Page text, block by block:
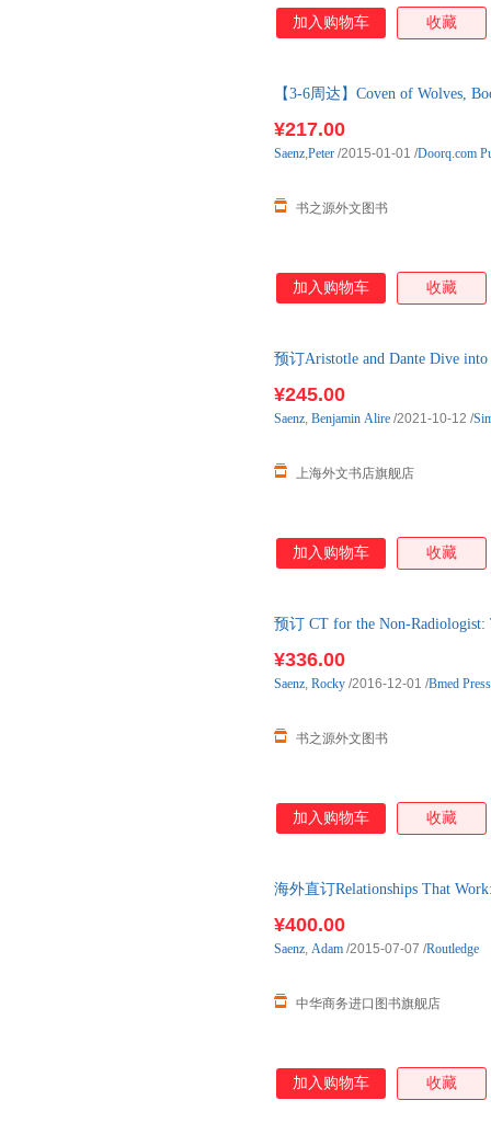
加入购物车 收藏
【3-6周达】Coven of Wolves,
¥217.00
书之源外文图书
Saenz,Peter /2015-01-01 /Doorq.com
加入购物车 收藏
预订Aristotle and Dante Dive
¥245.00
上海外文书店旗舰店
Saenz, Benjamin Alire /2021-10-12 /
加入购物车 收藏
预订 CT for the Non-
¥336.00
书之源外文图书
Saenz, Rocky /2016-12-01 /Bmed
加入购物车 收藏
海外直订Relationships That
¥400.00
中华商务进口图书旗舰店
Saenz, Adam /2015-07-07 /Routledge
加入购物车 收藏